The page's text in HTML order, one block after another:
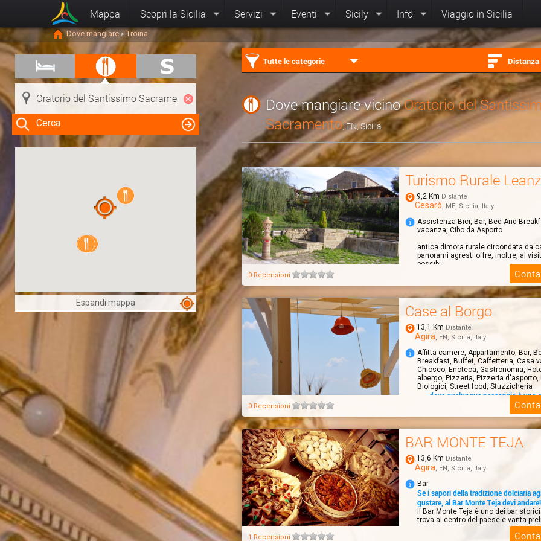
Mappa Scopri la Sicilia Servizi Eventi Sicily Info Viaggio in Sicilia
Dove mangiare > Troina
Cerca
Clicca su una risorsa nella mappa
per visualizzare le informazioni
Espandi mappa
Tutte le categorie Distanza
Dove mangiare vicinoOratorio del
Sacramento, EN, Sicilia
Turismo Rurale
9,2 Km Distante
Cesarò, ME, Sicilia, Italy
Assistenza Bici, Bar, Bed And
vacanza, Cibo da Asporto
antica dimora rurale circondata da
panorami agresti offre, inoltre, al
possibi...
0 Recensioni
Case al Borgo
13,1 Km Distante
Agira, EN, Sicilia, Italy
Affitta camere, Appartamento, Bar,
Breakfast, Buffet, Caffetteria, Casa
Chiosco, Enoteca, Gastronomia,
albergo, Pizzeria, Pizzeria d'asporto,
Biologici, Street food, Stuzzicheria
.....dove qualunque paesaggio è uno
CASE AL BORGO, offre sistemazioni
RELAIS, con formula HOTEL o B&B.
0 Recensioni
BAR MONTE TEJA
13,6 Km Distante
Agira, EN, Sicilia, Italy
Bar
Se i sapori della tradizione dolciaria
gustare, al Bar Monte Teja devi andare!
Il Bar Monte Teja è uno dei bar
trova al centro del paese e vanta
1 Recensioni